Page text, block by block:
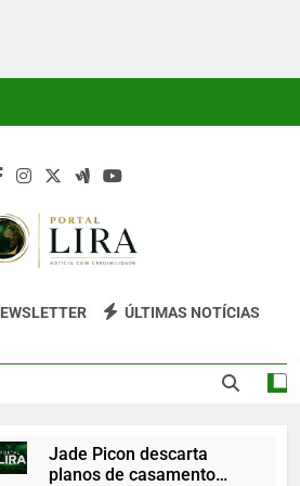
Lira
Portal Lira É Um Site Informativo
Clareza, Responsabilidade E Uma Boa
ÚLTIMAS NOTÍCIAS
Jade Picon descarta
planos de casamento